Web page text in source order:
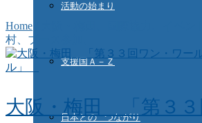
活動の始まり
支援国Ａ－Ｚ
日本との つながり
Home
村、ブース参加、
大阪・梅田 「第３３